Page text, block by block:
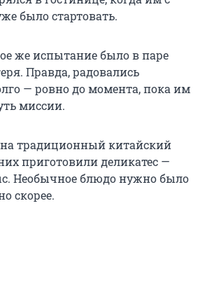
было стартовать.
же испытание было в паре
Правда, радовались
— ровно до момента, пока им
миссии.
традиционный китайский
приготовили деликатес —
Необычное блюдо нужно было
скорее.